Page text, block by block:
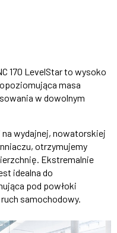
170 LevelStar to wysoko
masa
w dowolnym
wydajnej, nowatorskiej
otrzymujemy
Ekstremalnie
idealna do
pod powłoki
samochodowy.